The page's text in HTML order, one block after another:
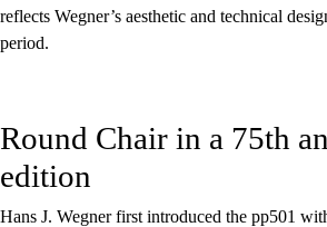
reflects Wegner’s aesthetic and technical
period.
Round Chair in a 75th
edition
Hans J. Wegner first introduced the pp501